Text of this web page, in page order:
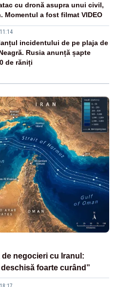
cu dronă asupra unui civil,
Momentul a fost filmat VIDEO
incidentului de pe plaja de
Rusia anunță șapte
de răniți
negocieri cu Iranul:
foarte curând”